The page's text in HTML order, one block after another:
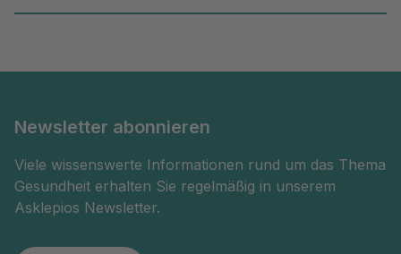
Newsletter abonnieren
Viele wissenswerte Informationen rund um das Thema
Gesundheit erhalten Sie regelmäßig in unserem
Asklepios Newsletter.